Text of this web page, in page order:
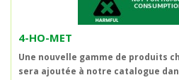
4-HO-MET
Une nouvelle gamme de produits
sera ajoutée à notre catalogue